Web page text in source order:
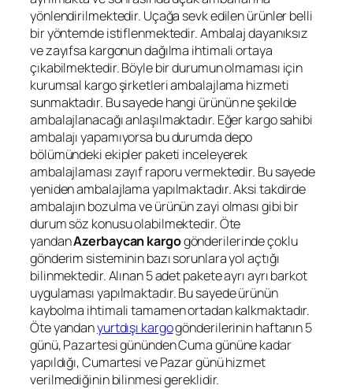
yönlendirilmektedir. Uçağa sevk edilen ürünler belli
bir yöntemde istiflenmektedir. Ambalaj dayanıksız
ve zayıfsa kargonun dağılma ihtimali ortaya
çıkabilmektedir. Böyle bir durumun olmaması için
kurumsal kargo şirketleri ambalajlama hizmeti
sunmaktadır. Bu sayede hangi ürünün ne şekilde
ambalajlanacağı anlaşılmaktadır. Eğer kargo sahibi
ambalajı yapamıyorsa bu durumda depo
bölümündeki ekipler paketi inceleyerek
ambalajlaması zayıf raporu vermektedir. Bu sayede
yeniden ambalajlama yapılmaktadır. Aksi takdirde
ambalajın bozulma ve ürünün zayi olması gibi bir
durum söz konusu olabilmektedir. Öte
yandanAzerbaycan kargogönderilerinde çoklu
gönderim sisteminin bazı sorunlara yol açtığı
bilinmektedir. Alınan 5 adet pakete ayrı ayrı barkot
uygulaması yapılmaktadır. Bu sayede ürünün
kaybolma ihtimali tamamen ortadan kalkmaktadır.
Öte yandanyurtdışı kargogönderilerinin haftanın 5
günü, Pazartesi gününden Cuma gününe kadar
yapıldığı, Cumartesi ve Pazar günü hizmet
verilmediğinin bilinmesi gereklidir.